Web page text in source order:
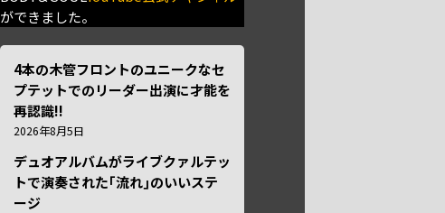
ができました。
4本の木管フロントのユニークなセ
プテットでのリーダー出演に才能を
再認識!!
2026年8月5日
デュオアルバムがライブクァルテッ
トで演奏された｢流れ｣のいいステ
ージ